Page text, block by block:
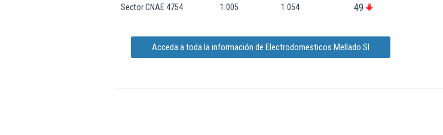
Sector CNAE 4754 1.005 1.054 49
Acceda a toda la información de Electrodomesticos Mellado Sl